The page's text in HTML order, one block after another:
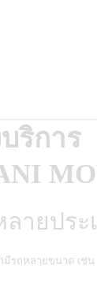
ริการ
ายประ
รถหลายขนาด เช่น